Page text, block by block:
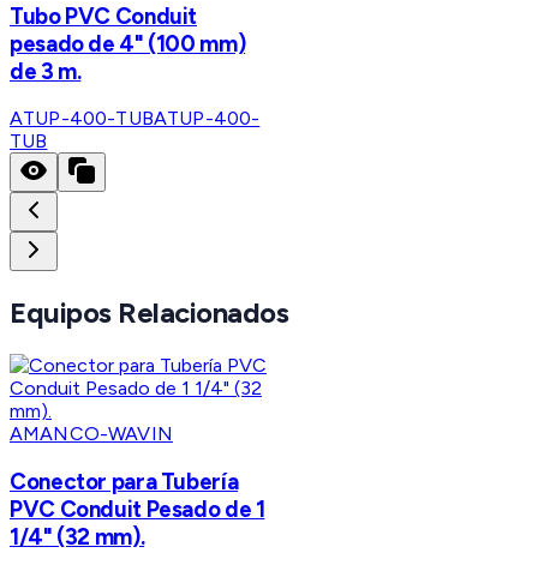
Tubo PVC Conduit
pesado de 4" (100 mm)
de 3 m.
ATUP-400-TUBATUP-400-
TUB
Equipos Relacionados
AMANCO-WAVIN
Conector para Tubería
PVC Conduit Pesado de 1
1/4" (32 mm).